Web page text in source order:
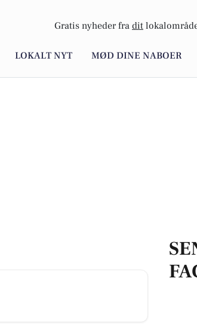
Gratis nyheder fra dit
LOKALT NYT MØD DINE NABOER